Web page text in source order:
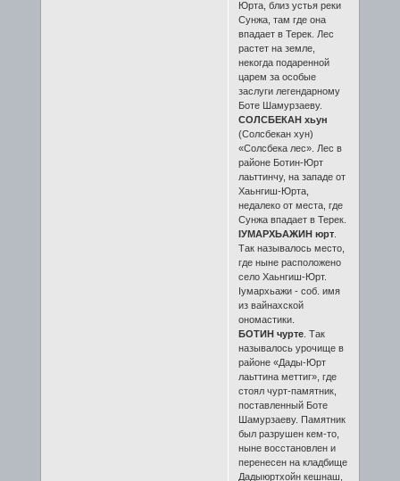
Юрта, близ устья реки
Сунжа, там где она
впадает в Терек. Лес
растет на земле,
некогда подаренной
царем за особые
заслуги легендарному
Боте Шамурзаеву.
СОЛСБЕКАН хьун
(Солсбекан хун)
«Солсбека лес». Лес в
районе Ботин-Юрт
лаьттинчу, на западе от
Хаьнгиш-Юрта,
недалеко от места, где
Сунжа впадает в Терек.
IУМАРХЬАЖИН юрт.
Так называлось место,
где ныне расположено
село Хаьнгиш-Юрт.
Iумархьажи - соб. имя
из вайнахской
ономастики.
БОТИН чурте. Так
называлось урочище в
районе «Дады-Юрт
лаьттина меттиг», где
стоял чурт-памятник,
поставленный Боте
Шамурзаеву. Памятник
был разрушен кем-то,
ныне восстановлен и
перенесен на кладбище
Дадыюртхойн кешнаш,